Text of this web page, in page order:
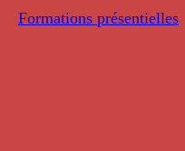
Formations présentielles